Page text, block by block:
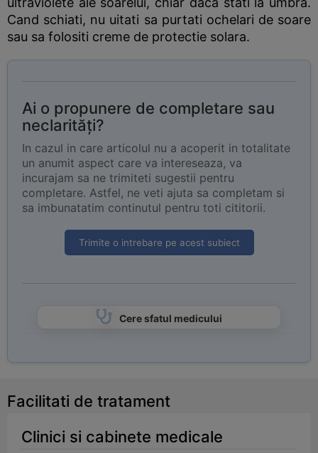
Cand schiati, nu uitati sa purtati ochelari de soare
sau sa folositi creme de protectie solara.
Ai o propunere de completare sau
neclarități?
In cazul in care articolul nu a acoperit in totalitate
un anumit aspect care va intereseaza, va
incurajam sa ne trimiteti sugestii pentru
completare. Astfel, ne veti ajuta sa completam si
sa imbunatatim continutul pentru toti cititorii.
Trimite o intrebare pe acest subiect
Cere sfatul medicului
Facilitati de tratament
Clinici si cabinete medicale